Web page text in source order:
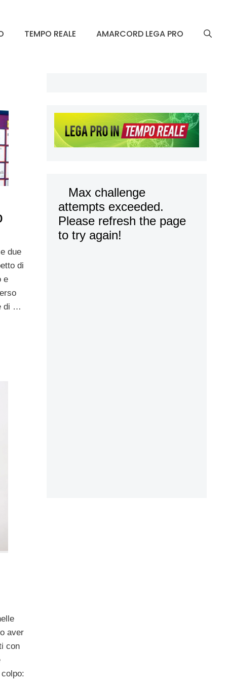
TEMPO REALE AMARCORD LEGA PRO
due
di
e
di …
aver
con